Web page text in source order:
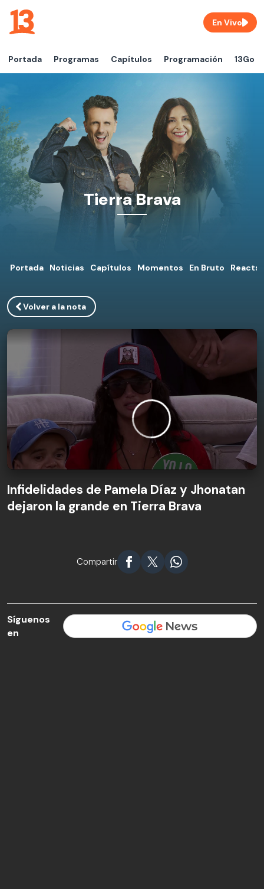
Portada Programas Capítulos Programación 13Go
En Vivo
Tierra Brava
Portada Noticias Capítulos Momentos En Bruto Reacts
Volver a la nota
Infidelidades de Pamela Díaz y Jhonatan
dejaron la grande en Tierra Brava
Compartir
Síguenos
en